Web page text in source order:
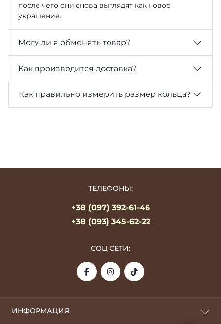
после чего они снова выглядят как новое
украшение.
Могу ли я обменять товар?
Как производится доставка?
Как правильно измерить размер кольца?
ТЕЛЕФОНЫ:
+38 (097) 392-61-46
+38 (093) 345-62-22
СОЦ СЕТИ:
ИНФОРМАЦИЯ